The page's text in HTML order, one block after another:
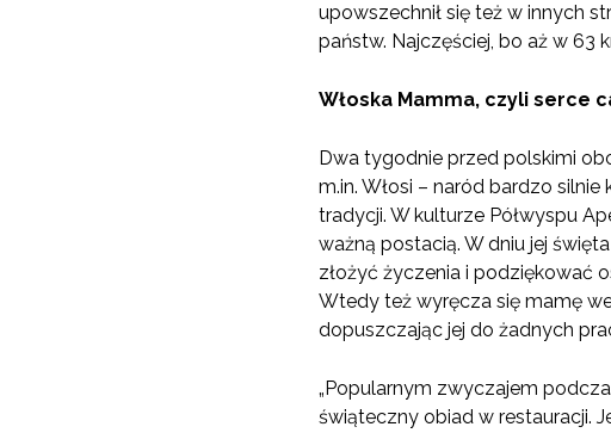
upowszechnił się też w innych
państw. Najczęściej, bo aż w 63
Włoska Mamma, czyli serce
Dwa tygodnie przed polskimi
m.in. Włosi – naród bardzo
tradycji. W kulturze Półwyspu
ważną postacią. W dniu jej
złożyć życzenia i podziękować
Wtedy też wyręcza się mamę
dopuszczając jej do żadnych
„Popularnym zwyczajem
świąteczny obiad w restauracji.